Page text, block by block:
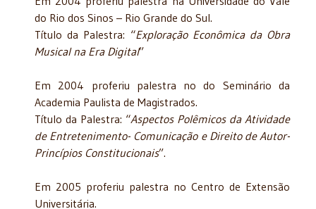
do Rio dos Sinos – Rio Grande do Sul.
Título da Palestra: “Exploração Econômica da Obra
Musical na Era Digital”
Em 2004 proferiu palestra no do Seminário da
Academia Paulista de Magistrados.
Título da Palestra: “Aspectos Polêmicos da Atividade
de Entretenimento- Comunicação e Direito de Autor-
Princípios Constitucionais”.
Em 2005 proferiu palestra no Centro de Extensão
Universitária.